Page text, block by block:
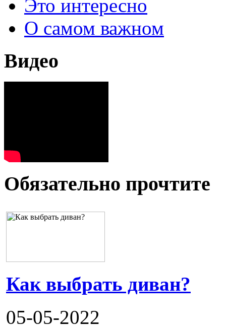
Это интересно
О самом важном
Видео
Обязательно прочтите
Как выбрать диван?
05-05-2022